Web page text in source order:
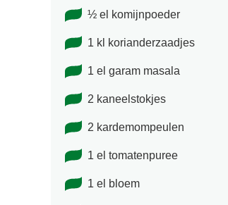
½ el komijnpoeder
1 kl korianderzaadjes
1 el garam masala
2 kaneelstokjes
2 kardemompeulen
1 el tomatenpuree
1 el bloem